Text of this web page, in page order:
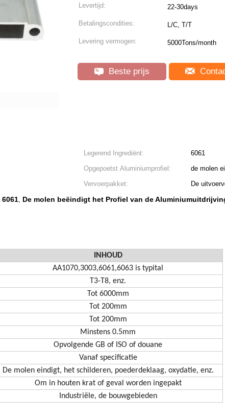
Levertijd: 22-30days
Betalingscondities: L/C, T/T
Levering vermogen: 5000Tons/month
Beste prijs
Legerend Ingrediënt:
6061
Opgepoetst Aluminiumprofiel:
de molen
Vervoerpakket:
De
, De molen beëindigt het Profiel van de
INHOUD
AA1070,3003,6061,6063 is typital
T3-T8, enz.
Tot 6000mm
Tot 200mm
Tot 200mm
Minstens 0.5mm
Opvolgende GB of ISO of douane
Vanaf specificatie
De molen eindigt, het schilderen, poederdeklaag, oxydatie, enz.
Om in houten krat of geval worden ingepakt
Industriële, de bouwgebieden